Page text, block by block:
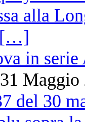
in serie
Maggio